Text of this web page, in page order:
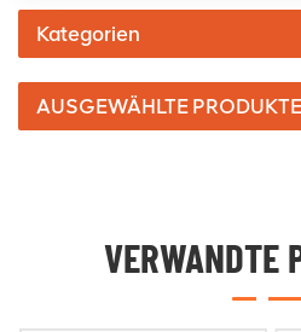
Kategorien
AUSGEWÄHLTE PRODUKTE
VERWANDTE